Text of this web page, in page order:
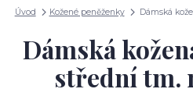
Úvod Kožené peněženky Dámská
Dámská
střední tm.